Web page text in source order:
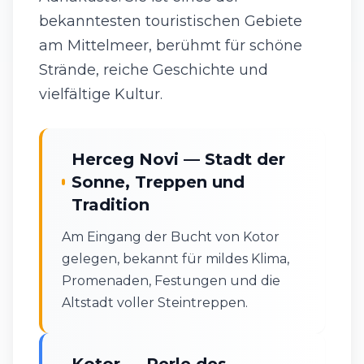
bekanntesten touristischen Gebiete
am Mittelmeer, berühmt für schöne
Strände, reiche Geschichte und
vielfältige Kultur.
Herceg Novi — Stadt der
Sonne, Treppen und
Tradition
Am Eingang der Bucht von Kotor
gelegen, bekannt für mildes Klima,
Promenaden, Festungen und die
Altstadt voller Steintreppen.